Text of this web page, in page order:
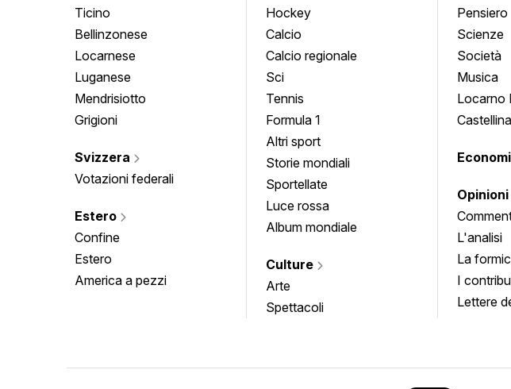
Ticino
Bellinzonese
Locarnese
Luganese
Mendrisiotto
Grigioni
Svizzera
Votazioni federali
Estero
Confine
Estero
America a pezzi
Hockey
Calcio
Calcio regionale
Sci
Tennis
Formula 1
Altri sport
Storie mondiali
Sportellate
Luce rossa
Album mondiale
Culture
Arte
Spettacoli
Pensiero
Scienze
Società
Musica
Locarno
Opinioni
L'analisi
La
I
Lettere